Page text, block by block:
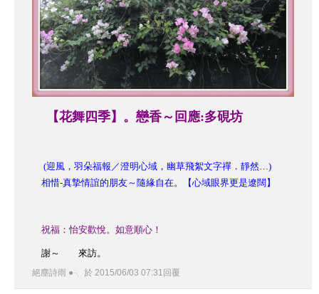
【花舞四季】。戀香～回應:多硯坊
(迎風，羽朵福報／澄明心域，幽草飛絮文字禪．靜然…)
相惜-真摯情誼的朋友～隨緣自在。【心域眼界更是遼闊】
祝福：怡安歡悅。如意順心！
謝～ 來訪。
絕塵詩雨 ●╮ 於 2015/06/03 07:31 回覆